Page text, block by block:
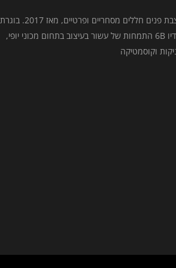
מעצבת פנים חללים מסחריים ופרטיים, מאז 2017. בוגרת
סטודיו 6B התמחות של עשור בעיצוב בתחום מכוני יופי,
וקוסמטיקה